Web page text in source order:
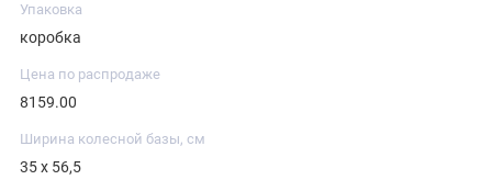
Упаковка
коробка
Цена по распродаже
8159.00
Ширина колесной базы, см
35 х 56,5